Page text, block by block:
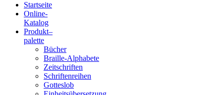
Blindenschrift-
Verlag
Startseite
Online-
Katalog
Produkt–
palette
Bücher
Braille-Alphabete
Zeitschriften
Schriftenreihen
Gotteslob